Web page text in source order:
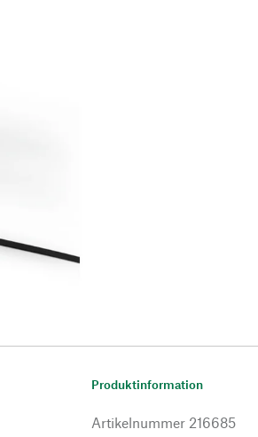
Produktinformation
Artikelnummer 216685